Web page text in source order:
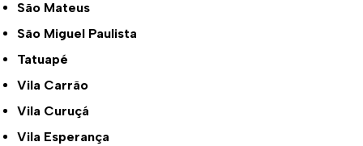
São Mateus
São Miguel Paulista
Tatuapé
Vila Carrão
Vila Curuçá
Vila Esperança